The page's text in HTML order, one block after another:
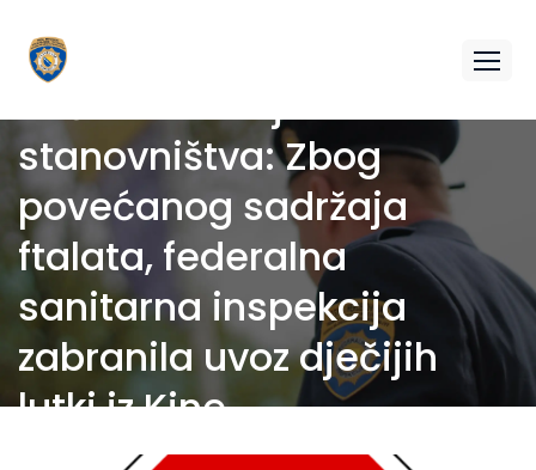
Zaštita zdravlja
stanovništva: Zbog
povećanog sadržaja
ftalata, federalna
sanitarna inspekcija
zabranila uvoz dječijih
lutki iz Kine